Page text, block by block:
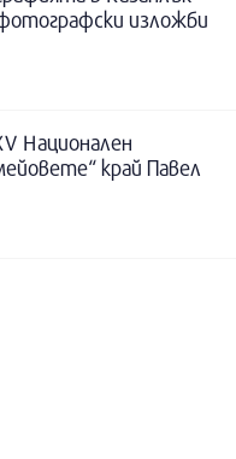
изложби
Национален
край Павел